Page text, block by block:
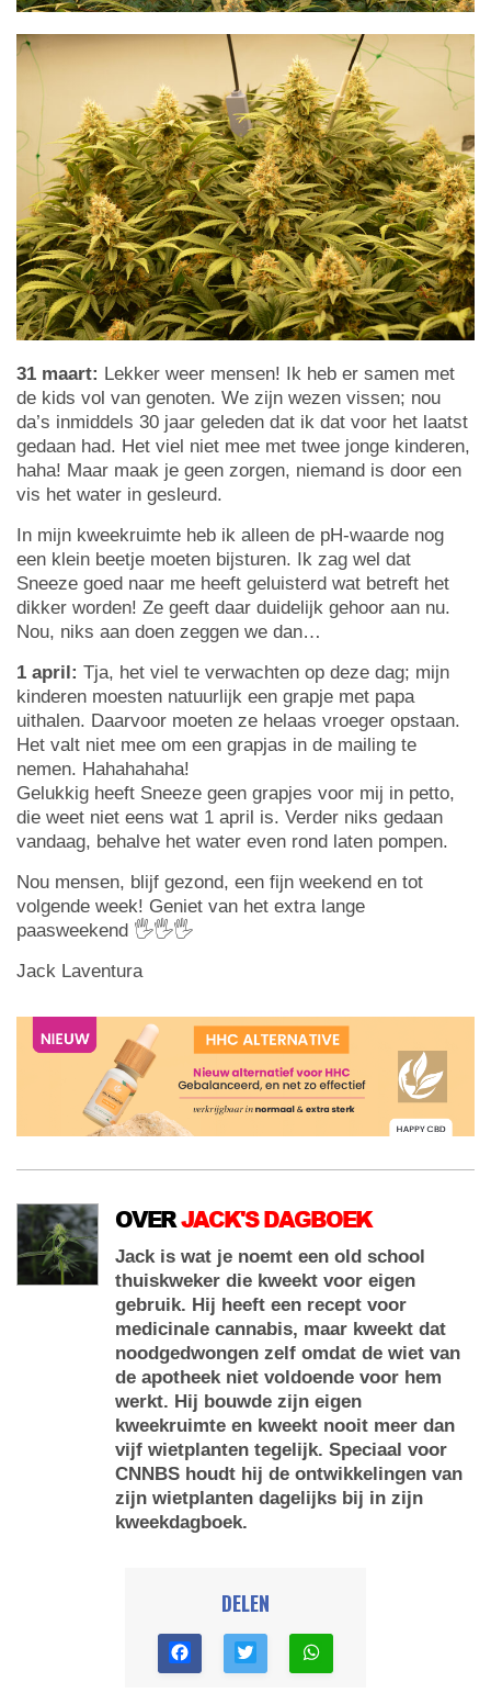
31 maart: Lekker weer mensen! Ik heb er samen met
de kids vol van genoten. We zijn wezen vissen; nou
da’s inmiddels 30 jaar geleden dat ik dat voor het laatst
gedaan had. Het viel niet mee met twee jonge kinderen,
haha! Maar maak je geen zorgen, niemand is door een
vis het water in gesleurd.
In mijn kweekruimte heb ik alleen de pH-waarde nog
een klein beetje moeten bijsturen. Ik zag wel dat
Sneeze goed naar me heeft geluisterd wat betreft het
dikker worden! Ze geeft daar duidelijk gehoor aan nu.
Nou, niks aan doen zeggen we dan…
1 april: Tja, het viel te verwachten op deze dag; mijn
kinderen moesten natuurlijk een grapje met papa
uithalen. Daarvoor moeten ze helaas vroeger opstaan.
Het valt niet mee om een grapjas in de mailing te
nemen. Hahahahaha!
Gelukkig heeft Sneeze geen grapjes voor mij in petto,
die weet niet eens wat 1 april is. Verder niks gedaan
vandaag, behalve het water even rond laten pompen.
Nou mensen, blijf gezond, een fijn weekend en tot
volgende week! Geniet van het extra lange
paasweekend 🖐🖐🖐
Jack Laventura
OVERJACK'S DAGBOEK
Jack is wat je noemt een old school
thuiskweker die kweekt voor eigen
gebruik. Hij heeft een recept voor
medicinale cannabis, maar kweekt dat
noodgedwongen zelf omdat de wiet van
de apotheek niet voldoende voor hem
werkt. Hij bouwde zijn eigen
kweekruimte en kweekt nooit meer dan
vijf wietplanten tegelijk. Speciaal voor
CNNBS houdt hij de ontwikkelingen van
zijn wietplanten dagelijks bij in zijn
kweekdagboek.
DELEN